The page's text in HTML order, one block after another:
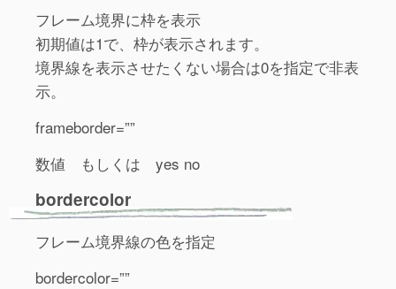
フレーム境界に枠を表示
初期値は1で、枠が表示されます。
境界線を表示させたくない場合は0を指定で非表
示。
frameborder=””
数値 もしくは yes no
bordercolor
フレーム境界線の色を指定
bordercolor=””